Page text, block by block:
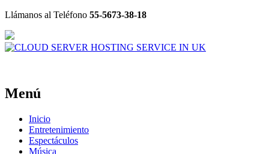
Llámanos al Teléfono 55-5673-38-18
Menú
Inicio
Entretenimiento
Espectáculos
Música